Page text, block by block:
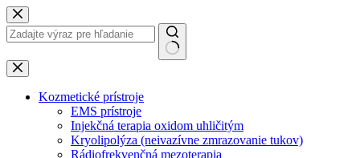
Skip
to
content
No
results
Kozmetické prístroje
EMS prístroje
Injekčná terapia oxidom uhličitým
Kryolipolýza (neivazívne zmrazovanie tukov)
Rádiofrekvenčná mezoterapia